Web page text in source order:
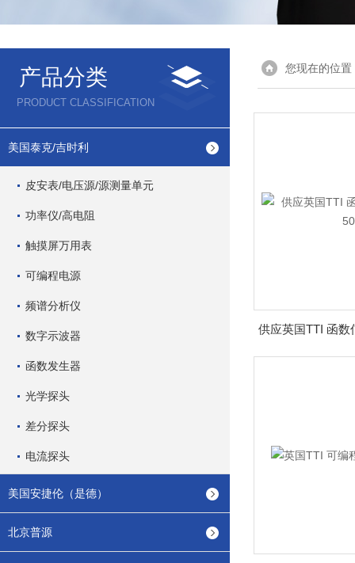
产品分类
PRODUCT CLASSIFICATION
美国泰克/吉时利
皮安表/电压源/源测量单元
功率仪/高电阻
触摸屏万用表
可编程电源
频谱分析仪
数字示波器
函数发生器
光学探头
差分探头
电流探头
美国安捷伦（是德）
北京普源
您现在的位置